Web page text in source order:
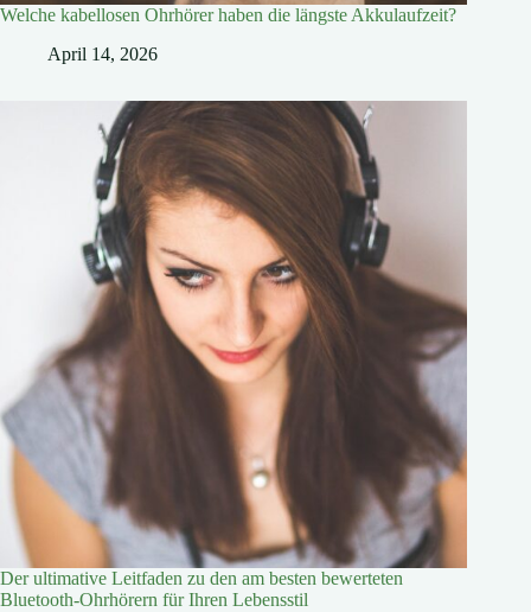
Welche kabellosen Ohrhörer haben die längste Akkulaufzeit?
April 14, 2026
Der ultimative Leitfaden zu den am besten bewerteten
Bluetooth-Ohrhörern für Ihren Lebensstil